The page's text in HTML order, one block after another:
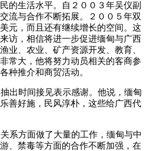
的生活水平。自２００３年吴仪副
流与合作不断拓展。２００５年双
元，而且还有继续增长的空间。这
访，相信将进一步促进缅甸与广西
业、农业、矿产资源开发、教育、
常大，他将努力动员相关的客商参
种推介和商贸活动。
出时间接见表示感谢。他说，缅甸
善好施，民风淳朴，这些给广西代
系方面做了大量的工作，缅甸与中
、禁毒等方面的合作不断加强，在